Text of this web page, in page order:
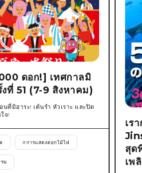
ดอก!] เทศกาลมิ
งที่ 51 (7-9 สิงหาคม)
ที่มิฮาระ! เต้นรำ หัวเราะ และปิด
จ!
#การแสดงดอกไม้ไฟ
ม
เร
สุด
เพ